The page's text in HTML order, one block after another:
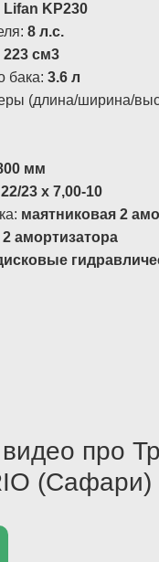
Lifan KP230
8 л.с.
223 см3
бака: 3.6 л
(длина/ширина/
мм
23 х 7,00-10
маятниковая 2
2 амортизатора
про
(Сафари)